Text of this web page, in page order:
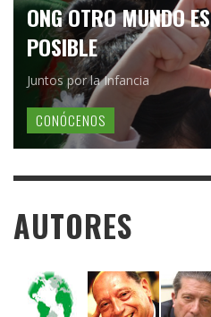
ONG OTRO MUNDO ES
POSIBLE
Juntos por la Infancia
CONÓCENOS
AUTORES